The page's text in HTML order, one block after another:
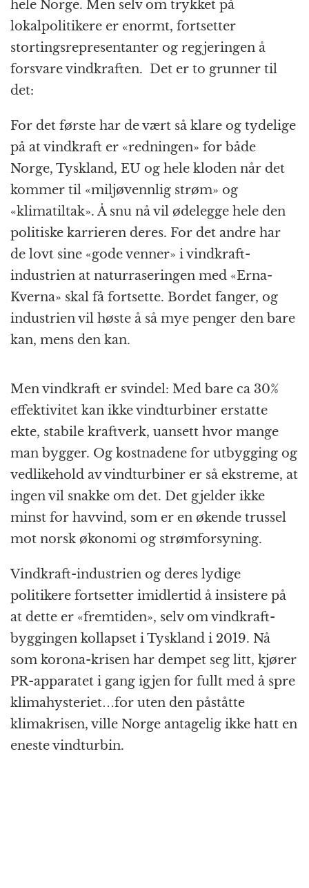
hele Norge. Men selv om trykket på
lokalpolitikere er enormt, fortsetter
stortingsrepresentanter og regjeringen å
forsvare vindkraften. Det er to grunner til
det:
For det første har de vært så klare og tydelige
på at vindkraft er «redningen» for både
Norge, Tyskland, EU og hele kloden når det
kommer til «miljøvennlig strøm» og
«klimatiltak». Å snu nå vil ødelegge hele den
politiske karrieren deres. For det andre har
de lovt sine «gode venner» i vindkraft-
industrien at naturraseringen med «Erna-
Kverna» skal få fortsette. Bordet fanger, og
industrien vil høste å så mye penger den bare
kan, mens den kan.
Men vindkraft er svindel: Med bare ca 30%
effektivitet kan ikke vindturbiner erstatte
ekte, stabile kraftverk, uansett hvor mange
man bygger. Og kostnadene for utbygging og
vedlikehold av vindturbiner er så ekstreme, at
ingen vil snakke om det. Det gjelder ikke
minst for havvind, som er en økende trussel
mot norsk økonomi og strømforsyning.
Vindkraft-industrien og deres lydige
politikere fortsetter imidlertid å insistere på
at dette er «fremtiden», selv om vindkraft-
byggingen kollapset i Tyskland i 2019. Nå
som korona-krisen har dempet seg litt, kjører
PR-apparatet i gang igjen for fullt med å spre
klimahysteriet…for uten den påståtte
klimakrisen, ville Norge antagelig ikke hatt en
eneste vindturbin.